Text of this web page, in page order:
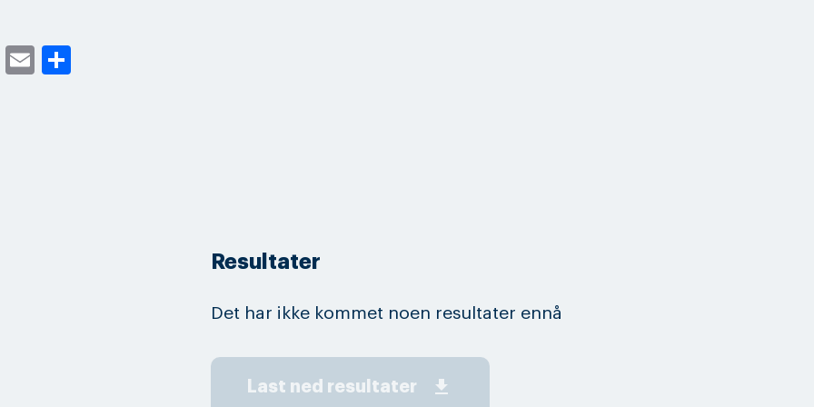
Email
Resultater
Det har ikke kommet noen resultater ennå
Last ned resultater get_app